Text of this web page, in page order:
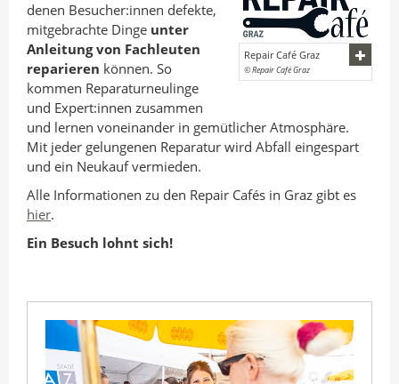
Repair Café Graz
© Repair Café Graz
denen Besucher:innen defekte,
mitgebrachte Dinge unter
Anleitung von Fachleuten
reparieren können. So
kommen Reparaturneulinge
und Expert:innen zusammen
und lernen voneinander in gemütlicher Atmosphäre.
Mit jeder gelungenen Reparatur wird Abfall eingespart
und ein Neukauf vermieden.
Alle Informationen zu den Repair Cafés in Graz gibt es
hier.
Ein Besuch lohnt sich!